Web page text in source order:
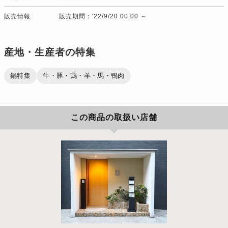
販売情報 販売期間：'22/9/20 00:00 ～
産地・生産者の特集
鍋特集 牛・豚・鶏・羊・馬・鴨肉
この商品の取扱い店舗